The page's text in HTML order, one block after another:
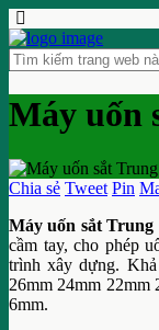
Máy uốn
Chia sẻ Tweet Pin
Máy uốn sắt Trung
cầm tay, cho phép
trình xây dựng.
26mm 24mm 22mm
6mm.